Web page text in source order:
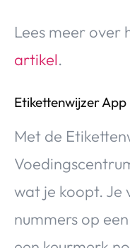
Lees meer over
artikel.
Etikettenwijzer App
Met de
wat je koopt. Je
nummers op